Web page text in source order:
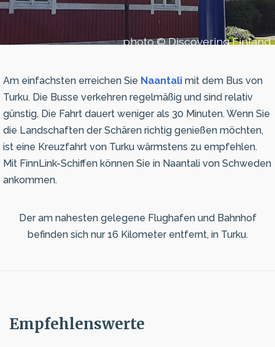
photo © Discovering Finland
Am einfachsten erreichen Sie Naantali mit dem Bus von
Turku. Die Busse verkehren regelmäßig und sind relativ
günstig. Die Fahrt dauert weniger als 30 Minuten. Wenn Sie
die Landschaften der Schären richtig genießen möchten,
ist eine Kreuzfahrt von Turku wärmstens zu empfehlen.
Mit FinnLink-Schiffen können Sie in Naantali von Schweden
ankommen.
Der am nahesten gelegene Flughafen und Bahnhof
befinden sich nur 16 Kilometer entfernt, in Turku.
Empfehlenswerte